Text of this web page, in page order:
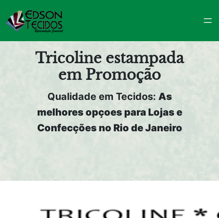
Pular
para
o
conteúdoTricoline estampada
em Promoção
Qualidade em Tecidos: As
melhores opçoes para Lojas e
Confecções no Rio de Janeiro